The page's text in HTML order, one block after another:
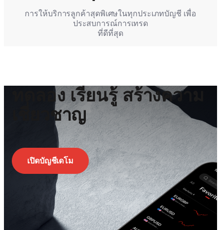
การให้บริการลูกค้าสุดพิเศษในทุกประเภทบัญชี เพื่อ
ประสบการณ์การเทรด
ที่ดีที่สุด
ทดลอง เรียนรู้ สร้างความ
เชี่ยวชาญ
เปิดบัญชีเดโม